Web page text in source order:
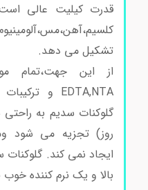
قدرت کیلیت عالی است.
تشکیل می دهد.
از این جهت،تمام
EDTA,NTA و ترکیبات مرتبط را از بین می برد.
روز) تجزیه می شود
ایجاد نمی کند.گلوکنات
بالا و یک نرم کننده خوب